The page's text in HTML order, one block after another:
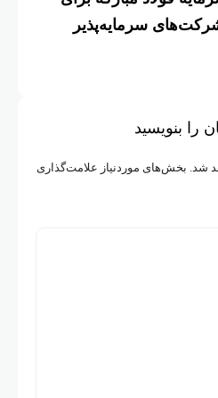
سرمایه‌پذیر
را بنویسید
شد.
بخش‌های موردنیاز علامت‌گذاری